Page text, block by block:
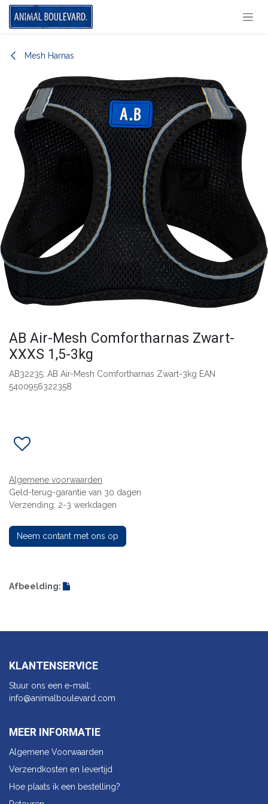
Overslaan naar inhoud
Mesh Harnas
AB Air-Mesh Comfortharnas Zwart-
XXXS 1,5-3kg
AB32235: AB Air-Mesh Comfortharnas Zwart-3kg EAN
5400956322358
Algemene voorwaarden
Geld-terug-garantie van 30 dagen
Verzending: 2-3 werkdagen
Neem contant met ons op
Afbeelding:
KLANTENSERVICE
Stuur ons een e-mail:
info@animalbo​ulevard.com
MEER INFORMATIE
Algemene Voorwaarden
Verzendkosten en levertijd
Hoe plaats ik een bestelling?